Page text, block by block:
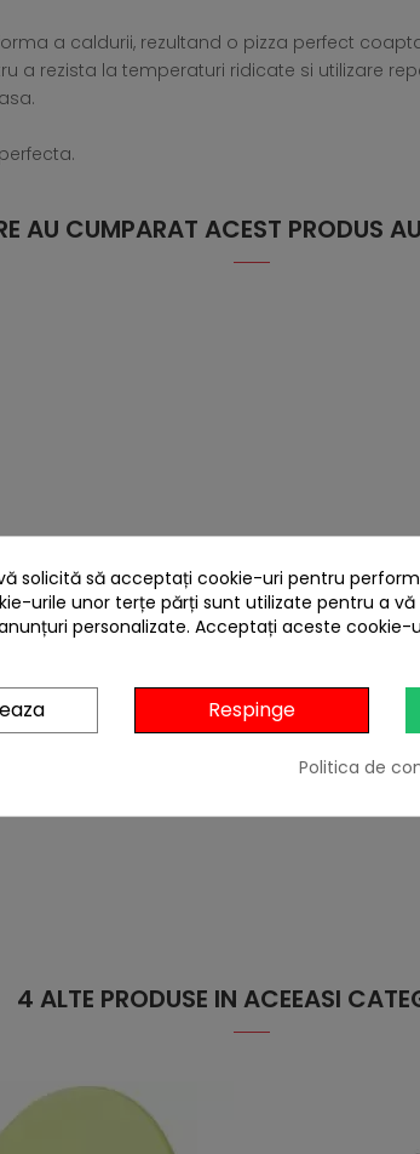
a caldurii, rezultand o pizza perfect
a rezista la temperaturi ridicate si utilizare
AU CUMPARAT ACEST PRODUS
4 ALTE PRODUSE IN ACEEASI
solicită să acceptați cookie-uri pentru
urile unor terțe părți sunt utilizate pentru a
personalizate. Acceptați aceste cookie-
Respinge
Politica de